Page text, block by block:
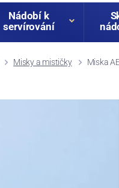
Nádobí k
servírování
Misky a mističky Miska